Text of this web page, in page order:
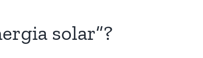
solar”?